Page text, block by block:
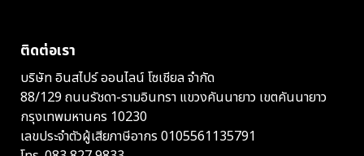
ติดต่อเรา
บริษัท อินสไปร์ ออนไลน์ โซเชียล จำกัด
88/129 ถนนรัชดา-รามอินทรา แขวงคันนายาว เขตคันนายาว
กรุงเทพมหานคร 10230
เลขประจำตัวผู้เสียภาษีอากร 0105561135791